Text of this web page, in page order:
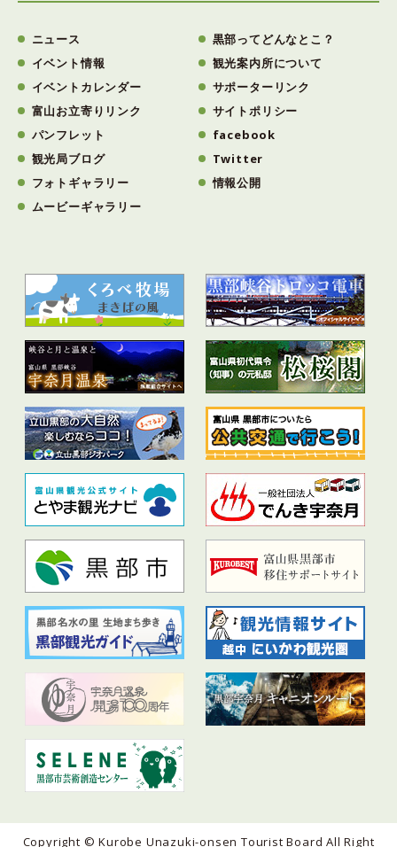
ニュース
イベント情報
イベントカレンダー
富山お立寄りリンク
パンフレット
観光局ブログ
フォトギャラリー
ムービーギャラリー
黒部ってどんなとこ？
観光案内所について
サポーターリンク
サイトポリシー
facebook
Twitter
情報公開
Copyright © Kurobe Unazuki-onsen Tourist Board All Right